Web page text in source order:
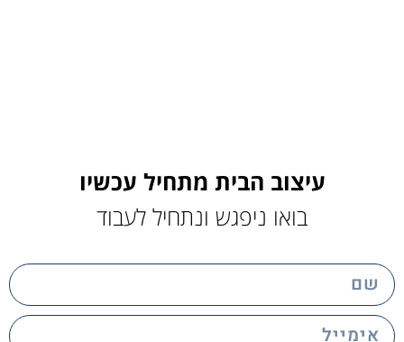
עיצוב הבית מתחיל עכשיו
בואו ניפגש ונתחיל לעבוד
name
email